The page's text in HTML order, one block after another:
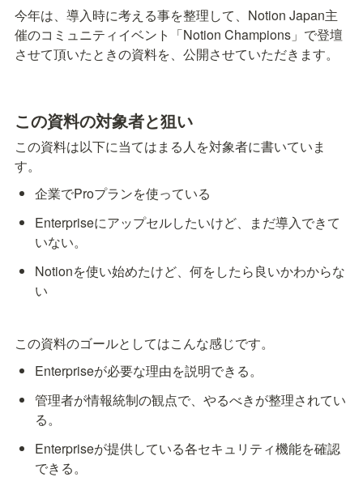
今年は、導入時に考える事を整理して、Notion Japan主
催のコミュニティイベント「Notion Champions」で登壇
させて頂いたときの資料を、公開させていただきます。
この資料の対象者と狙い
この資料は以下に当てはまる人を対象者に書いていま
す。
企業でProプランを使っている
Enterpriseにアップセルしたいけど、まだ導入できて
いない。
Notionを使い始めたけど、何をしたら良いかわからな
い
この資料のゴールとしてはこんな感じです。
Enterpriseが必要な理由を説明できる。
管理者が情報統制の観点で、やるべきが整理されてい
る。
Enterpriseが提供している各セキュリティ機能を確認
できる。